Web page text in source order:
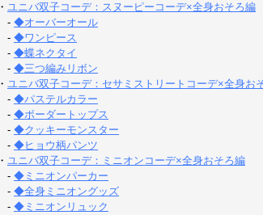
・ ユニバ双子コーデ：スヌーピーコーデ×全身おそろ編
- ◆オーバーオール
- ◆ワンピース
- ◆蝶ネクタイ
- ◆三つ編みリボン
・ ユニバ双子コーデ：セサミストリートコーデ×全身お
- ◆パステルカラー
- ◆ボーダートップス
- ◆クッキーモンスター
- ◆ヒョウ柄パンツ
・ ユニバ双子コーデ：ミニオンコーデ×全身おそろ編
- ◆ミニオンパーカー
- ◆全身ミニオングッズ
- ◆ミニオンリュック